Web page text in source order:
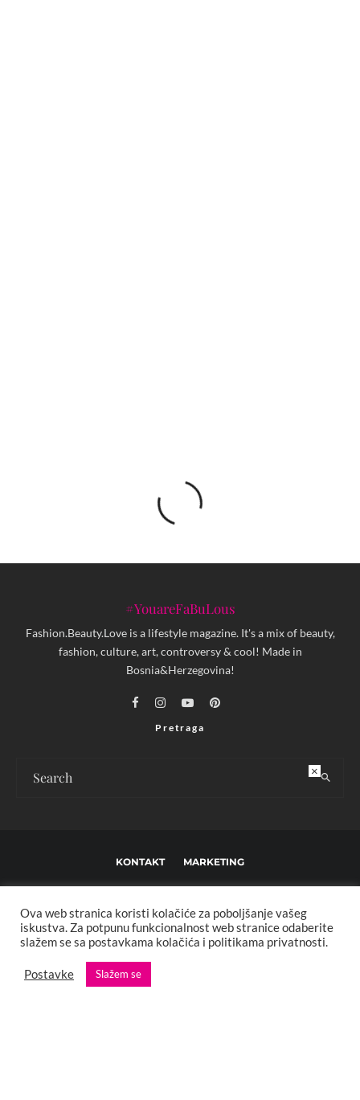
#YouareFaBuLous
Fashion.Beauty.Love is a lifestyle magazine. It's a mix of beauty,
fashion, culture, art, controversy & cool! Made in
Bosnia&Herzegovina!
Pretraga
KONTAKT MARKETING
IMPRESSUM O NAMA
Copyright © 2013 - 2025 FBL creative. Sva prava zadržana. Developed by:
XStreamThemes
Ova web stranica koristi kolačiće za poboljšanje vašeg
iskustva. Za potpunu funkcionalnost web stranice odaberite
slažem se sa postavkama kolačića i politikama privatnosti.
Postavke Slažem se
×